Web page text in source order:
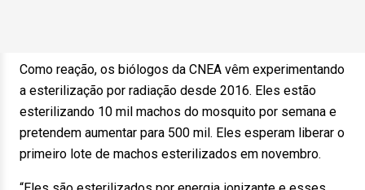
Como reação, os biólogos da CNEA vêm experimentando
a esterilização por radiação desde 2016. Eles estão
esterilizando 10 mil machos do mosquito por semana e
pretendem aumentar para 500 mil. Eles esperam liberar o
primeiro lote de machos esterilizados em novembro.